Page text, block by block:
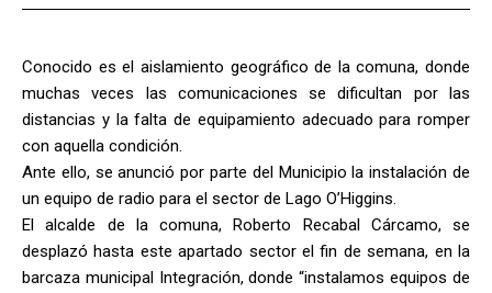
Conocido es el aislamiento geográfico de la comuna, donde
muchas veces las comunicaciones se dificultan por las
distancias y la falta de equipamiento adecuado para romper
con aquella condición.
Ante ello, se anunció por parte del Municipio la instalación de
un equipo de radio para el sector de Lago O’Higgins.
El alcalde de la comuna, Roberto Recabal Cárcamo, se
desplazó hasta este apartado sector el fin de semana, en la
barcaza municipal Integración, donde “instalamos equipos de